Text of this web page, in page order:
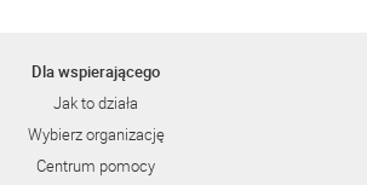
Dla wspierającego
Jak to działa
Wybierz organizację
Centrum pomocy